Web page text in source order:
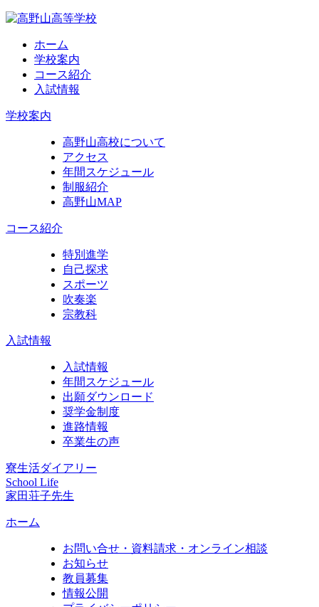
ホーム
学校案内
コース紹介
入試情報
学校案内
高野山高校について
アクセス
年間スケジュール
制服紹介
高野山MAP
コース紹介
特別進学
自己探求
スポーツ
吹奏楽
宗教科
入試情報
入試情報
年間スケジュール
出願ダウンロード
奨学金制度
進路情報
卒業生の声
寮生活ダイアリー
School Life
家田荘子先生
ホーム
お問い合せ・資料請求・オンライン相談
お知らせ
教員募集
情報公開